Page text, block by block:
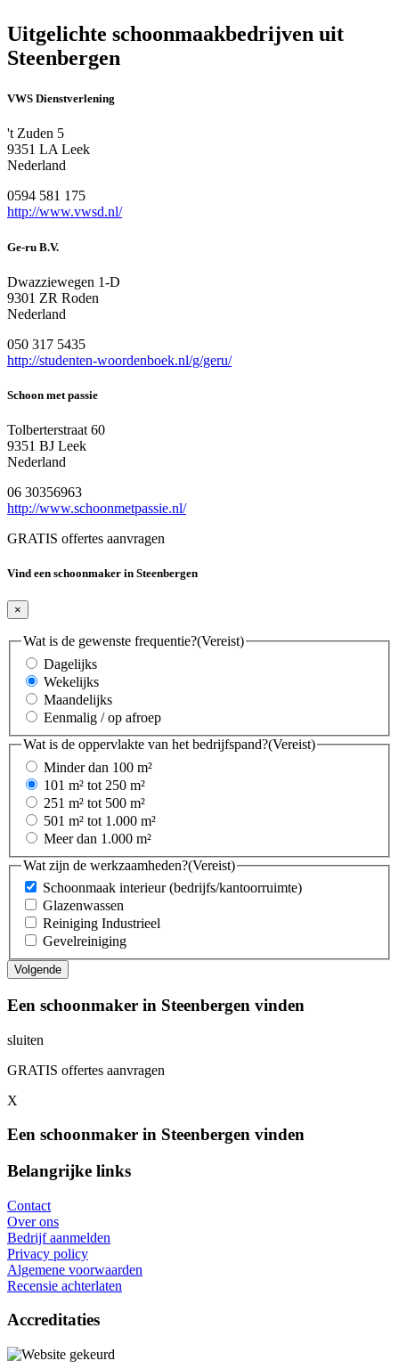
Uitgelichte schoonmaakbedrijven uit
Steenbergen
VWS Dienstverlening
't Zuden 5
9351 LA Leek
Nederland
0594 581 175
http://www.vwsd.nl/
Ge-ru B.V.
Dwazziewegen 1-D
9301 ZR Roden
Nederland
050 317 5435
http://studenten-woordenboek.nl/g/geru/
Schoon met passie
Tolberterstraat 60
9351 BJ Leek
Nederland
06 30356963
http://www.schoonmetpassie.nl/
GRATIS offertes aanvragen
Vind een schoonmaker in Steenbergen
×
Wat is de gewenste frequentie?(Vereist)
Dagelijks
Wekelijks
Maandelijks
Eenmalig / op afroep
Wat is de oppervlakte van het bedrijfspand?(Vereist)
Minder dan 100 m²
101 m² tot 250 m²
251 m² tot 500 m²
501 m² tot 1.000 m²
Meer dan 1.000 m²
Wat zijn de werkzaamheden?(Vereist)
Schoonmaak interieur (bedrijfs/kantoorruimte)
Glazenwassen
Reiniging Industrieel
Gevelreiniging
Een schoonmaker in Steenbergen vinden
sluiten
GRATIS offertes aanvragen
X
Een schoonmaker in Steenbergen vinden
Belangrijke links
Contact
Over ons
Bedrijf aanmelden
Privacy policy
Algemene voorwaarden
Recensie achterlaten
Accreditaties